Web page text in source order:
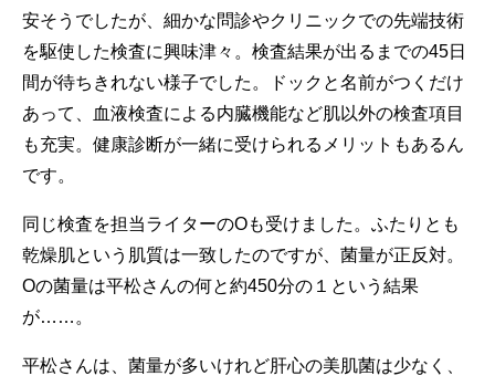
安そうでしたが、細かな問診やクリニックでの先端技術
を駆使した検査に興味津々。検査結果が出るまでの45日
間が待ちきれない様子でした。ドックと名前がつくだけ
あって、血液検査による内臓機能など肌以外の検査項目
も充実。健康診断が一緒に受けられるメリットもあるん
です。
同じ検査を担当ライターのOも受けました。ふたりとも
乾燥肌という肌質は一致したのですが、菌量が正反対。
Oの菌量は平松さんの何と約450分の１という結果
が……。
平松さんは、菌量が多いけれど肝心の美肌菌は少なく、